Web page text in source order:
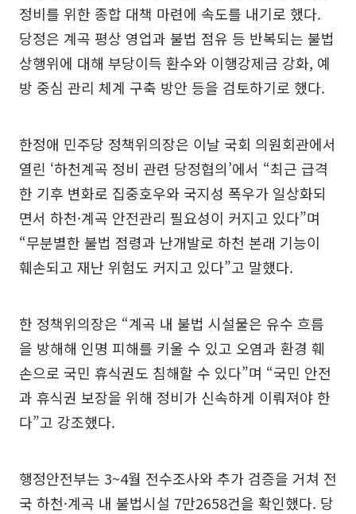
정비를 위한 종합 대책 마련에 속도를 내기로 했다.
당정은 계곡 평상 영업과 불법 점유 등 반복되는 불법
상행위에 대해 부당이득 환수와 이행강제금 강화, 예
방 중심 관리 체계 구축 방안 등을 검토하기로 했다.
한정애 민주당 정책위의장은 이날 국회 의원회관에서
열린 ‘하천계곡 정비 관련 당정협의’에서 “최근 급격
한 기후 변화로 집중호우와 국지성 폭우가 일상화되
면서 하천·계곡 안전관리 필요성이 커지고 있다”며
“무분별한 불법 점령과 난개발로 하천 본래 기능이
훼손되고 재난 위험도 커지고 있다”고 말했다.
한 정책위의장은 “계곡 내 불법 시설물은 유수 흐름
을 방해해 인명 피해를 키울 수 있고 오염과 환경 훼
손으로 국민 휴식권도 침해할 수 있다”며 “국민 안전
과 휴식권 보장을 위해 정비가 신속하게 이뤄져야 한
다”고 강조했다.
행정안전부는 3~4월 전수조사와 추가 검증을 거쳐 전
국 하천·계곡 내 불법시설 7만2658건을 확인했다. 당